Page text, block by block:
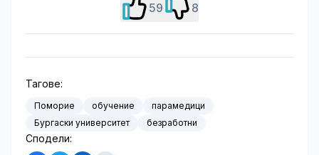
59 8
Тагове:
Поморие обучение
парамедици
Бургаски университет
безработни
Сподели: